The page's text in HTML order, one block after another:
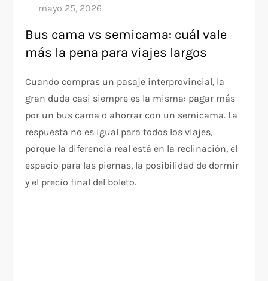
Bus cama vs semicama: cuál vale
más la pena para viajes largos
Cuando compras un pasaje interprovincial, la
gran duda casi siempre es la misma: pagar más
por un bus cama o ahorrar con un semicama. La
respuesta no es igual para todos los viajes,
porque la diferencia real está en la reclinación, el
espacio para las piernas, la posibilidad de dormir
y el precio final del boleto.